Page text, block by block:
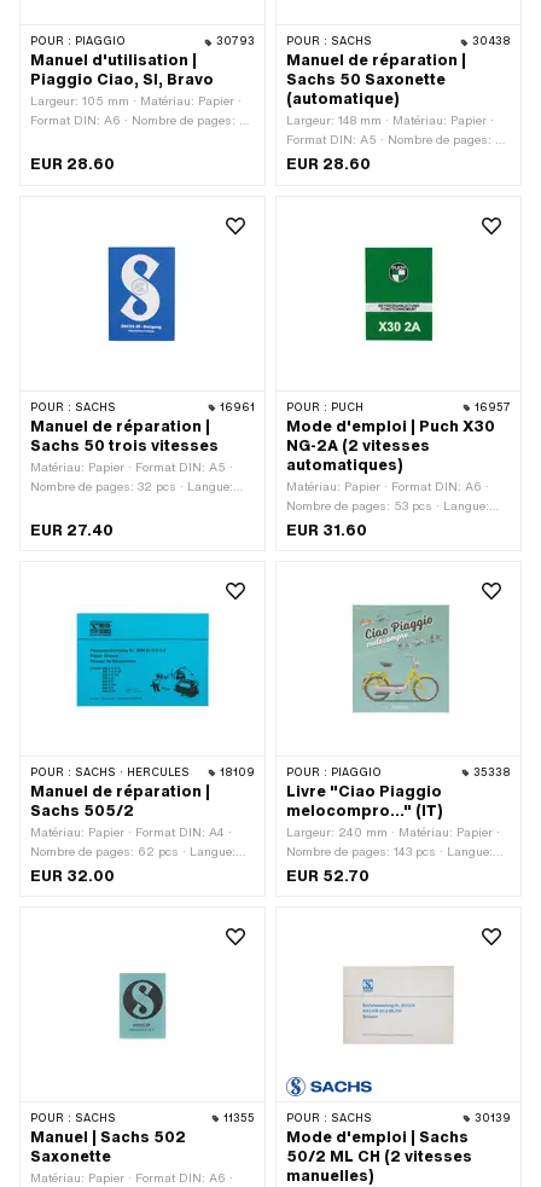
POUR : PIAGGIO 30793
Manuel d'utilisation |
Piaggio Ciao, SI, Bravo
Largeur: 105 mm · Matériau: Papier ·
Format DIN: A6 · Nombre de pages: 47
mm
EUR 28.60
POUR : SACHS 30438
Manuel de réparation |
Sachs 50 Saxonette
(automatique)
Largeur: 148 mm · Matériau: Papier ·
Format DIN: A5 · Nombre de pages: 44
pcs · Langue: Allemand · Hauteur: 210
EUR 28.60
POUR : SACHS 16961
Manuel de réparation |
Sachs 50 trois vitesses
Matériau: Papier · Format DIN: A5 ·
Nombre de pages: 32 pcs · Langue:
EUR 27.40
POUR : PUCH 16957
Mode d'emploi | Puch X30
NG-2A (2 vitesses
automatiques)
Matériau: Papier · Format DIN: A6 ·
Nombre de pages: 53 pcs · Langue:
Allemand · Langue: Français
EUR 31.60
POUR : SACHS · HERCULES 18109
Manuel de réparation |
Sachs 505/2
Matériau: Papier · Format DIN: A4 ·
Nombre de pages: 62 pcs · Langue:
Allemand · Langue: Anglais · Langue:
EUR 32.00
POUR : PIAGGIO 35338
Livre "Ciao Piaggio
melocompro..." (IT)
Largeur: 240 mm · Matériau: Papier ·
Nombre de pages: 143 pcs · Langue:
Italien · Hauteur: 270 mm
EUR 52.70
POUR : SACHS 11355
Manuel | Sachs 502
Saxonette
Matériau: Papier · Format DIN: A6 ·
POUR : SACHS 30139
Mode d'emploi | Sachs
50/2 ML CH (2 vitesses
manuelles)